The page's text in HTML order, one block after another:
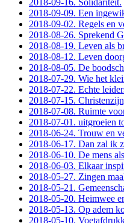
2018-09-16. Solidariteit.
2018-09-09. Een
2018-09-02. Regels en
2018-08-26. Sprekend
2018-08-19. Leven als
2018-08-12. Leven
2018-08-05. De
2018-07-29. Wie het
2018-07-22. Echte
2018-07-15.
2018-07-08. Ruimte
2018-07-01. uitgroeien
2018-06-24. Trouw en
2018-06-17. Dan zal ik
2018-06-10. De mens
2018-06-03. Elkaar
2018-05-27. Zingen
2018-05-21.
2018-05-20. Heimwee
2018-05-13. Op adem
2018-05-10.